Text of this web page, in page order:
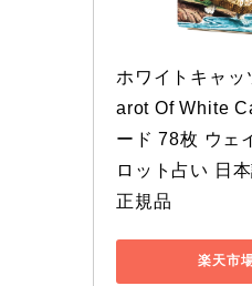
ホワイトキャ
arot Of White
ード 78枚 ウェ
ロット占い 日
正規品
楽天市